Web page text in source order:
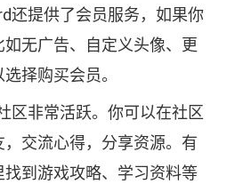
还提供了会员服务，如果你
无广告、自定义头像、更
择购买会员。
区非常活跃。你可以在社区
交流心得，分享资源。有
到游戏攻略、学习资料等